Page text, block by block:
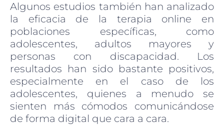
Algunos estudios también han analizado
la eficacia de la terapia online en
poblaciones específicas, como
adolescentes, adultos mayores y
personas con discapacidad. Los
resultados han sido bastante positivos,
especialmente en el caso de los
adolescentes, quienes a menudo se
sienten más cómodos comunicándose
de forma digital que cara a cara.